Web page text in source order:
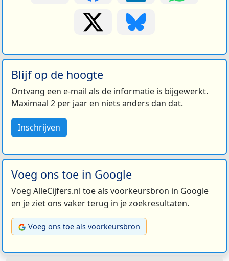
Blijf op de hoogte
Ontvang een e-mail als de informatie is bijgewerkt.
Maximaal 2 per jaar en niets anders dan dat.
Inschrijven
Voeg ons toe in Google
Voeg AlleCijfers.nl toe als voorkeursbron in Google
en je ziet ons vaker terug in je zoekresultaten.
Voeg ons toe als voorkeursbron